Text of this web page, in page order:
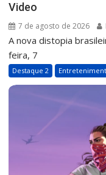
Video
7 de agosto de 2026
A nova distopia
feira, 7
Destaque 2